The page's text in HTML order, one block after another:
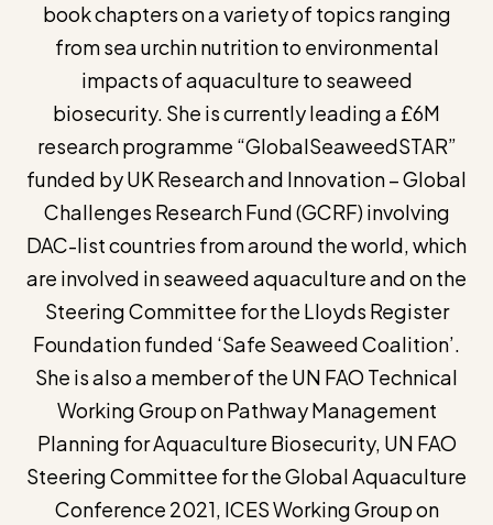
book chapters on a variety of topics ranging
from sea urchin nutrition to environmental
impacts of aquaculture to seaweed
biosecurity. She is currently leading a £6M
research programme “GlobalSeaweedSTAR”
funded by UK Research and Innovation – Global
Challenges Research Fund (GCRF) involving
DAC-list countries from around the world, which
are involved in seaweed aquaculture and on the
Steering Committee for the Lloyds Register
Foundation funded ‘Safe Seaweed Coalition’.
She is also a member of the UN FAO Technical
Working Group on Pathway Management
Planning for Aquaculture Biosecurity, UN FAO
Steering Committee for the Global Aquaculture
Conference 2021, ICES Working Group on